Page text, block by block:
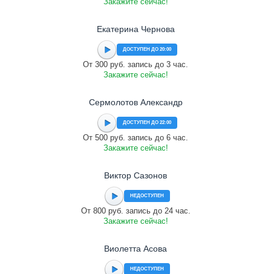
Екатерина Чернова
ДОСТУПЕН ДО 20:00
От 300 руб. запись до 3 час.
Закажите сейчас!
Сермолотов Александр
ДОСТУПЕН ДО 22:00
От 500 руб. запись до 6 час.
Закажите сейчас!
Виктор Сазонов
НЕДОСТУПЕН
От 800 руб. запись до 24 час.
Закажите сейчас!
Виолетта Асова
НЕДОСТУПЕН